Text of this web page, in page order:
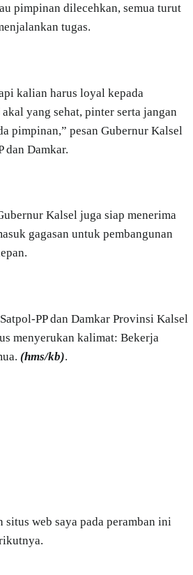
pimpinan dilecehkan, semua turut
tugas.
kalian harus loyal kepada
yang sehat, pinter serta jangan
pimpinan,” pesan Gubernur Kalsel
dan Damkar.
Kalsel juga siap menerima
gagasan untuk pembangunan
PP dan Damkar Provinsi Kalsel
menyerukan kalimat: Bekerja
(hms/kb).
situs web saya pada peramban ini